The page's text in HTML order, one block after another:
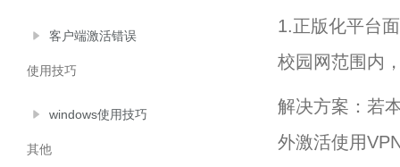
客户端激活错误
使用技巧
windows使用技巧
其他
1.正版化平台
校园网范围内
解决方案：若
外激活使用